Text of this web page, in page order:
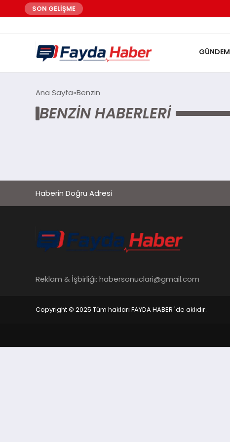
SON GELİŞME
GÜNDEM
Ana Sayfa Benzin
BENZIN HABERLERI
Haberin Doğru Adresi
Reklam & İşbirliği: habersonuclari@gmail.com
Copyright © 2025 Tüm hakları FAYDA HABER 'de aklıdır.